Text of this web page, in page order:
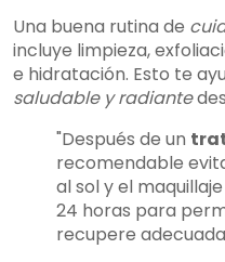
Una buena rutina de
incluye limpieza,
e hidratación. Esto te
saludable y radiante
"Después de un
recomendable
al sol y el
24 horas para
recupere